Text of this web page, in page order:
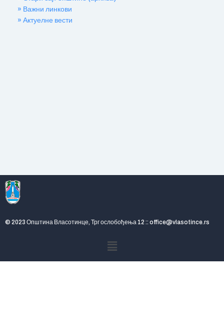
» Важни линкови
» Актуелне вести
© 2023 Општина Власотинце, Трг ослобођења 12 :: office@vlasotince.rs